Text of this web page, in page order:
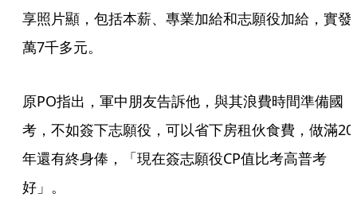
享照片顯，包括本薪、專業加給和志願役加給，實發
萬7千多元。
原PO指出，軍中朋友告訴他，與其浪費時間準備國
考，不如簽下志願役，可以省下房租伙食費，做滿20
年還有終身俸，「現在簽志願役CP值比考高普考
好」。